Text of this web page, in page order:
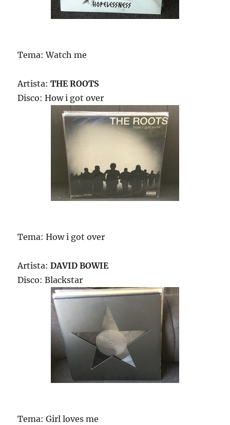
Tema: Watch me
Artista:THE ROOTS
Disco: How i got over
Tema: How i got over
Artista:DAVID BOWIE
Disco: Blackstar
Tema: Girl loves me